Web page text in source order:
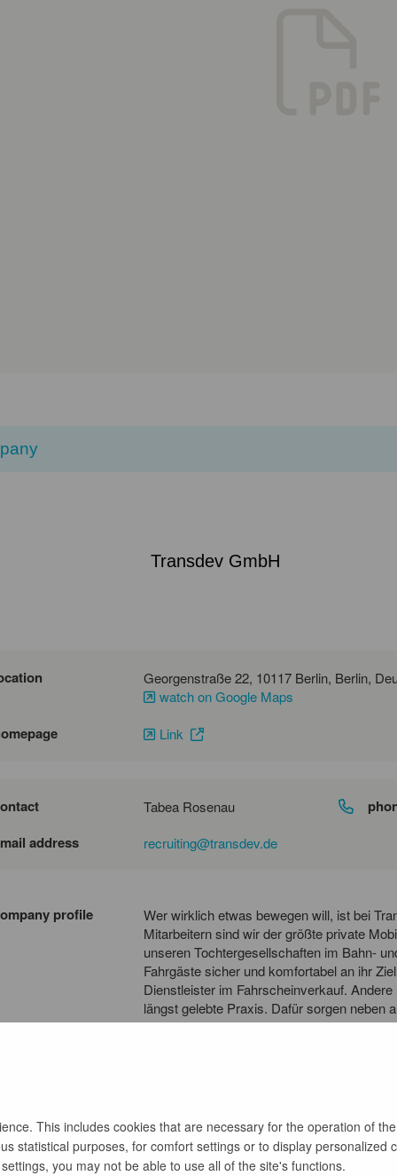
Transdev GmbH
watch on Google Maps
Link
Tabea Rosenau
address recruiting@transdev.de
profile
Wer wirklich etwas bewegen will, ist bei
Mitarbeitern sind wir der größte private
unseren Tochtergesellschaften im Bahn-
Fahrgäste sicher und komfortabel an ihr
Dienstleister im Fahrscheinverkauf.
längst gelebte Praxis. Dafür sorgen neben
auch die Mitarbeiter*innen in unserer
back
This includes cookies that are necessary for the operation of
statistical purposes, for comfort settings or to display personalized
you may not be able to use all of the site's functions.